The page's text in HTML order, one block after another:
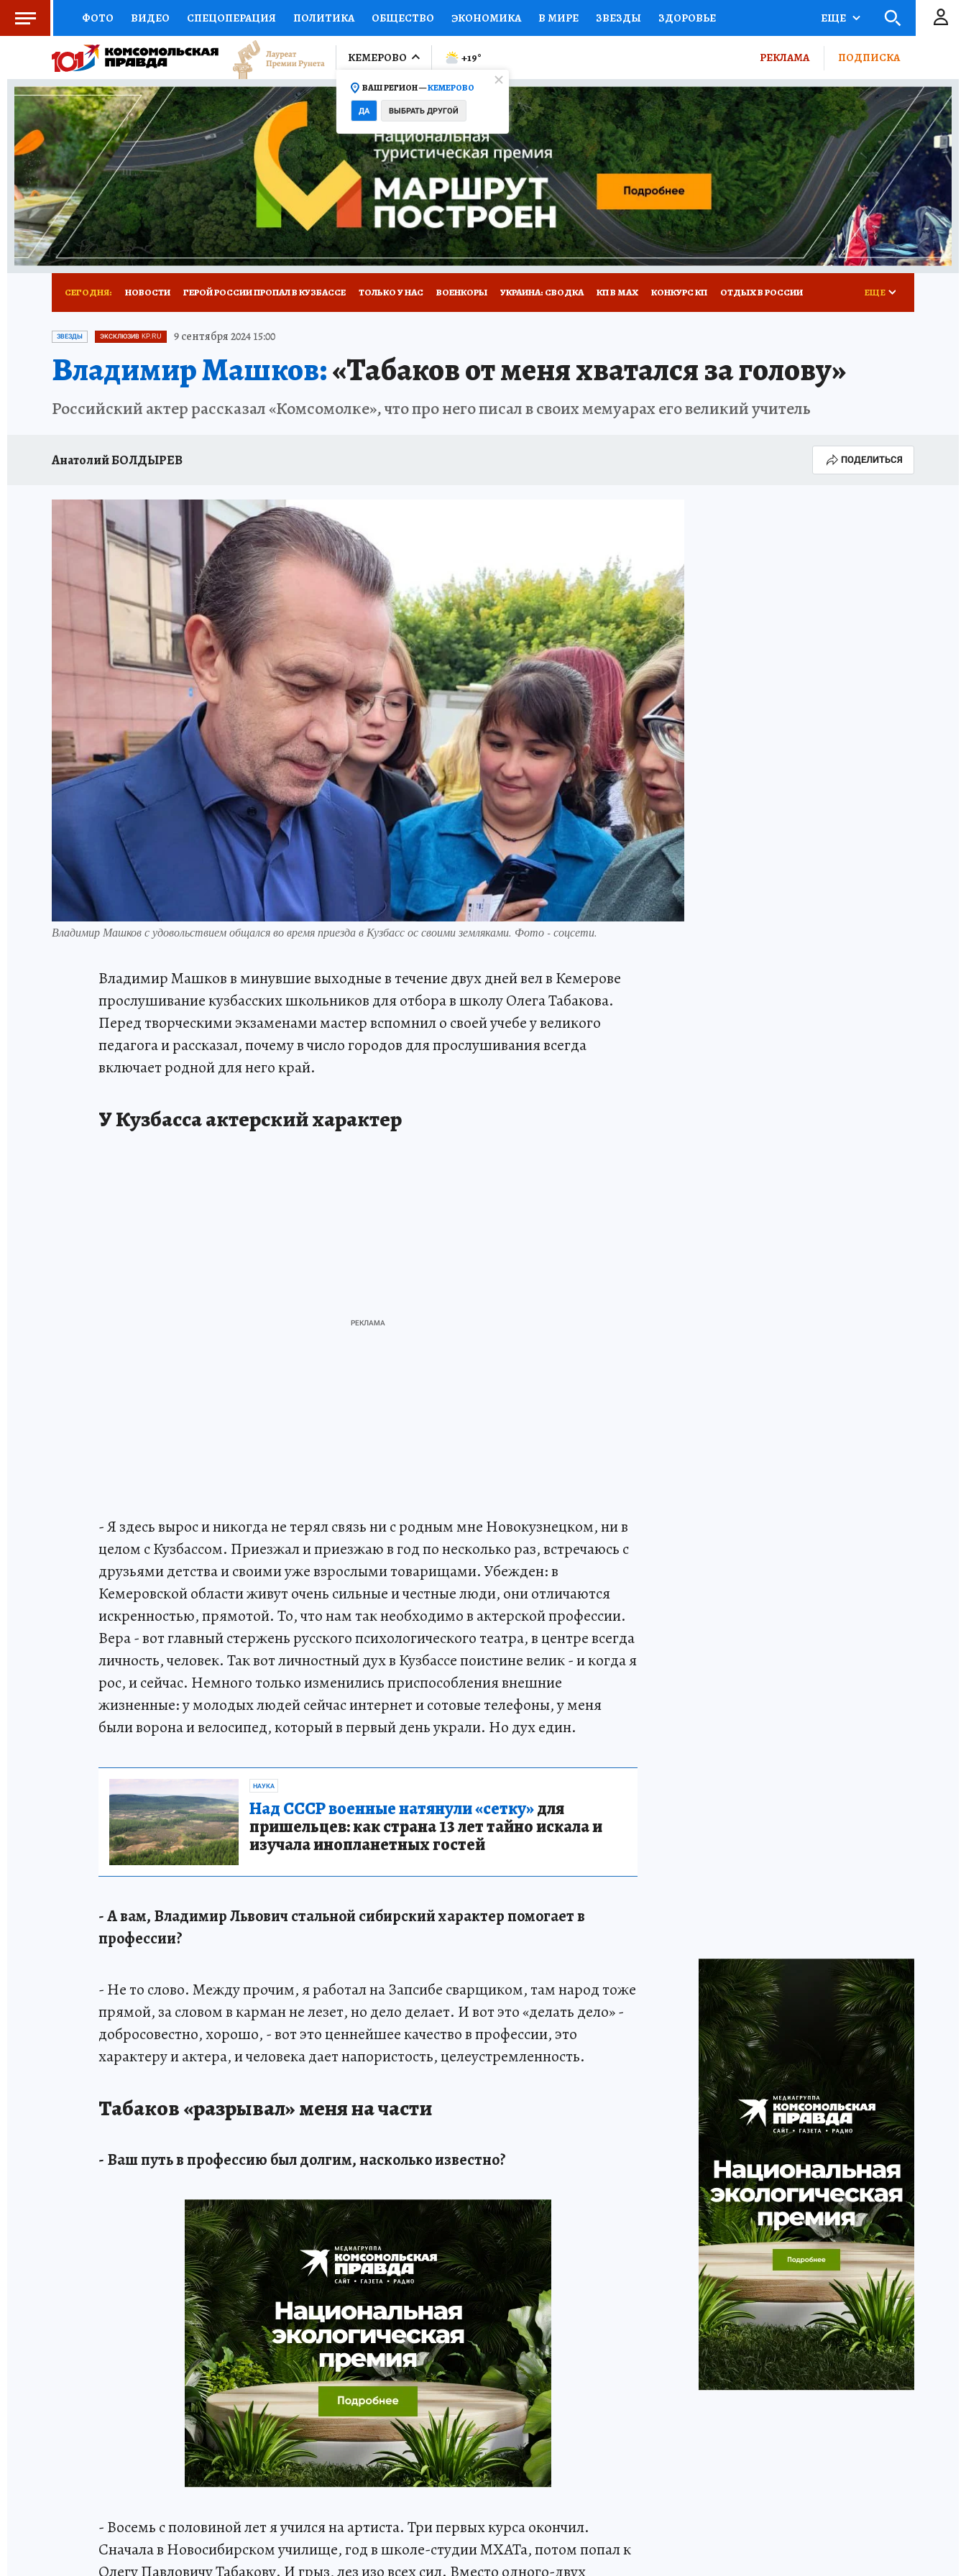
ФОТО ВИДЕО СПЕЦОПЕРАЦИЯ ПОЛИТИКА ОБЩЕСТВО ЭКОНОМИКА В МИРЕ ЗВЕЗДЫ ЗДОРОВЬЕ
СОЦПОДДЕРЖКА НАУКА СПОРТ КОЛУМНИСТЫ ПРОИСШЕСТВИЯ
ВЫБОР ЭКСПЕРТОВ ДОКТОР ФИНАНСЫ ОТКРЫВАЕМ МИР Я ЗНАЮ СЕМЬЯ ЖЕНСКИЕ СЕКРЕТЫ ПУТЕВОДИТЕЛЬ
КНИЖНАЯ ПОЛКА ПРОГНОЗЫ НА СПОРТ ПРОМОКОДЫ СЕРИАЛЫ СПЕЦПРОЕКТЫ ДЕФИЦИТ ЖЕЛЕЗА ТУРИЗМ
ПРЕСС-ЦЕНТР НЕДВИЖИМОСТЬ ТЕЛЕВИЗОР КОНКУРСЫ РАБОТА У НАС ГИД ПОТРЕБИТЕЛЯ ВСЕ О КП РАДИО КП
РЕКЛАМА ТЕСТЫ НОВОЕ НА САЙТЕ
ЕЩЕ
КЕМЕРОВО
ВАШ РЕГИОН —КЕМЕРОВО
ДА ВЫБРАТЬ ДРУГОЙ
+19° РЕКЛАМА ПОДПИСКА
СЕГОДНЯ: НОВОСТИ ГЕРОЙ РОССИИ ПРОПАЛ В КУЗБАССЕ ТОЛЬКО У НАС ВОЕНКОРЫ УКРАИНА: СВОДКА КП В МАХ КОНКУРС КП ОТДЫХ В РОССИИ
ЗАПОВЕДНАЯ РОССИЯ ПРОИСШЕСТВИЯ
ЕЩЕ
ЗВЕЗДЫ ЭКСКЛЮЗИВ KP.RU 9 сентября 2024 15:00
Владимир Машков:«Табаков от меня хватался за голову»
Российский актер рассказал «Комсомолке», что про него писал в своих мемуарах его великий учитель
Анатолий БОЛДЫРЕВ ПОДЕЛИТЬСЯ
Владимир Машков с удовольствием общался во время приезда в Кузбасс ос своими земляками. Фото - соцсети.
Владимир Машков в минувшие выходные в течение двух дней вел в Кемерове
прослушивание кузбасских школьников для отбора в школу Олега Табакова.
Перед творческими экзаменами мастер вспомнил о своей учебе у великого
педагога и рассказал, почему в число городов для прослушивания всегда
включает родной для него край.
У Кузбасса актерский характер
- Я здесь вырос и никогда не терял связь ни с родным мне Новокузнецком, ни в
целом с Кузбассом. Приезжал и приезжаю в год по несколько раз, встречаюсь с
друзьями детства и своими уже взрослыми товарищами. Убежден: в
Кемеровской области живут очень сильные и честные люди, они отличаются
искренностью, прямотой. То, что нам так необходимо в актерской профессии.
Вера - вот главный стержень русского психологического театра, в центре всегда
личность, человек. Так вот личностный дух в Кузбассе поистине велик - и когда я
рос, и сейчас. Немного только изменились приспособления внешние
жизненные: у молодых людей сейчас интернет и сотовые телефоны, у меня
были ворона и велосипед, который в первый день украли. Но дух един.
НАУКА
Над СССР военные натянули «сетку»для
пришельцев: как страна 13 лет тайно искала и
изучала инопланетных гостей
- А вам, Владимир Львович стальной сибирский характер помогает в
профессии?
- Не то слово. Между прочим, я работал на Запсибе сварщиком, там народ тоже
прямой, за словом в карман не лезет, но дело делает. И вот это «делать дело» -
добросовестно, хорошо, - вот это ценнейшее качество в профессии, это
характеру и актера, и человека дает напористость, целеустремленность.
Табаков «разрывал» меня на части
- Ваш путь в профессию был долгим, насколько известно?
- Восемь с половиной лет я учился на артиста. Три первых курса окончил.
Сначала в Новосибирском училище, год в школе-студии МХАТа, потом попал к
Олегу Павловичу Табакову. И грыз, лез изо всех сил. Вместо одного-двух